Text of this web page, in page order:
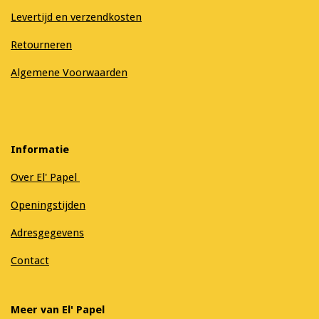
Levertijd en verzendkosten
Retourneren
Algemene Voorwaarden
Informatie
Over El' Papel
Openingstijden
Adresgegevens
Contact
Meer van El' Papel